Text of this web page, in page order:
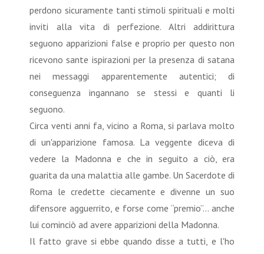
perdono sicuramente tanti stimoli spirituali e molti
inviti alla vita di perfezione. Altri addirittura
seguono apparizioni false e proprio per questo non
ricevono sante ispirazioni per la presenza di satana
nei messaggi apparentemente autentici; di
conseguenza ingannano se stessi e quanti li
seguono.
Circa venti anni fa, vicino a Roma, si parlava molto
di un'apparizione famosa. La veggente diceva di
vedere la Madonna e che in seguito a ciò, era
guarita da una malattia alle gambe. Un Sacerdote di
Roma le credette ciecamente e divenne un suo
difensore agguerrito, e forse come “premio”… anche
lui cominciò ad avere apparizioni della Madonna.
Il fatto grave si ebbe quando disse a tutti, e l'ho